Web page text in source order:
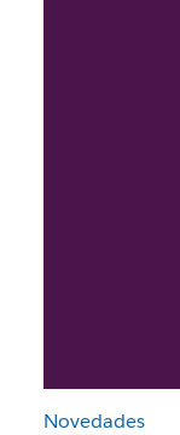
Novedades